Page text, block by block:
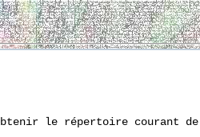
le répertoire courant de